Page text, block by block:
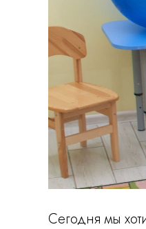
Сегодня мы